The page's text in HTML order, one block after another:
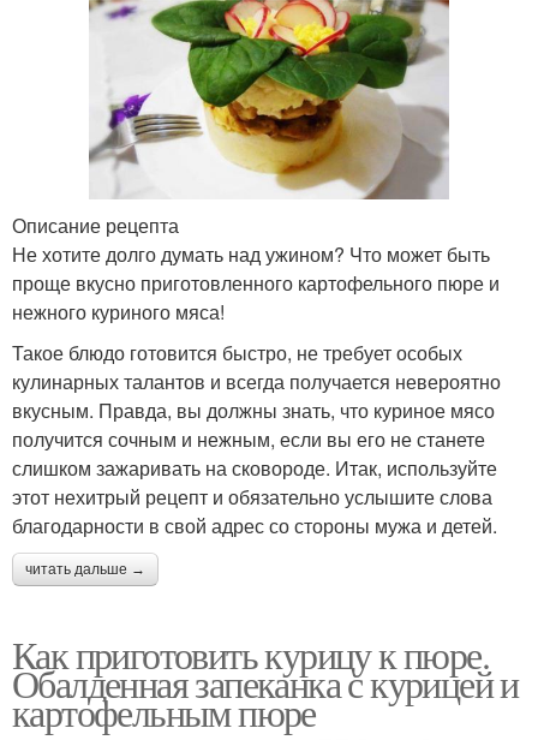
Описание рецепта
Не хотите долго думать над ужином? Что может быть
проще вкусно приготовленного картофельного пюре и
нежного куриного мяса!
Такое блюдо готовится быстро, не требует особых
кулинарных талантов и всегда получается невероятно
вкусным. Правда, вы должны знать, что куриное мясо
получится сочным и нежным, если вы его не станете
слишком зажаривать на сковороде. Итак, используйте
этот нехитрый рецепт и обязательно услышите слова
благодарности в свой адрес со стороны мужа и детей.
читать дальше →
Как приготовить курицу к пюре.
Обалденная запеканка с курицей и
картофельным пюре